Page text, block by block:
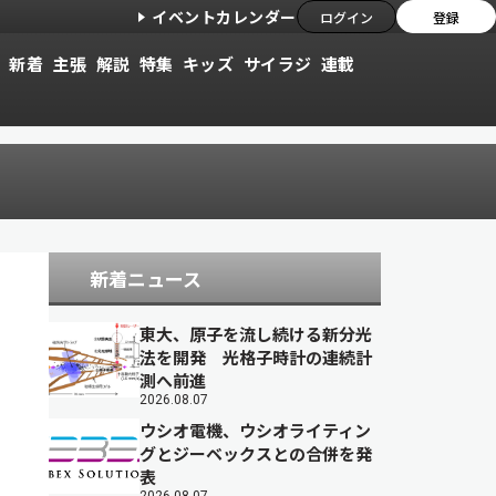
イベントカレンダー ログイン 登録
新着 主張 解説 特集 キッズ サイラジ 連載
新着ニュース
東大、原子を流し続ける新分光
法を開発 光格子時計の連続計
測へ前進
2026.08.07
ウシオ電機、ウシオライティン
グとジーベックスとの合併を発
表